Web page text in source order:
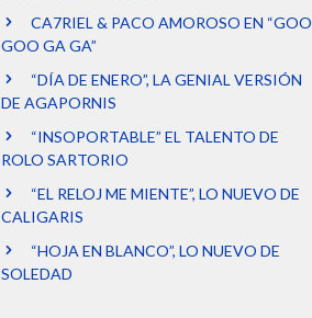
CA7RIEL & PACO AMOROSO EN “GOO
GOO GA GA”
“DÍA DE ENERO”, LA GENIAL VERSIÓN
DE AGAPORNIS
“INSOPORTABLE” EL TALENTO DE
ROLO SARTORIO
“EL RELOJ ME MIENTE”, LO NUEVO DE
CALIGARIS
“HOJA EN BLANCO”, LO NUEVO DE
SOLEDAD